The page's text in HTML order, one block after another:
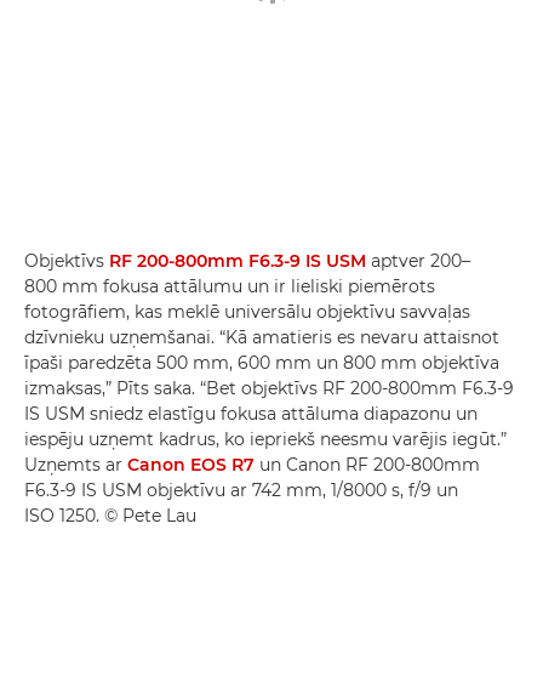
Objektīvs RF 200-800mm F6.3-9 IS USM aptver 200–
800 mm fokusa attālumu un ir lieliski piemērots
fotogrāfiem, kas meklē universālu objektīvu savvaļas
dzīvnieku uzņemšanai. “Kā amatieris es nevaru attaisnot
īpaši paredzēta 500 mm, 600 mm un 800 mm objektīva
izmaksas,” Pīts saka. “Bet objektīvs RF 200-800mm F6.3-9
IS USM sniedz elastīgu fokusa attāluma diapazonu un
iespēju uzņemt kadrus, ko iepriekš neesmu varējis iegūt.”
Uzņemts ar Canon EOS R7 un Canon RF 200-800mm
F6.3-9 IS USM objektīvu ar 742 mm, 1/8000 s, f/9 un
ISO 1250. © Pete Lau